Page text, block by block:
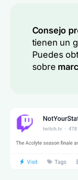
Consejo
tienen un
Puedes
sobre